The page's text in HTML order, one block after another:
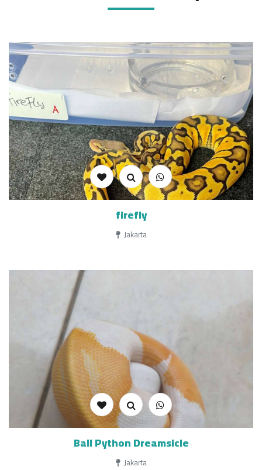
firefly
Jakarta
Ball Python Dreamsicle
Jakarta